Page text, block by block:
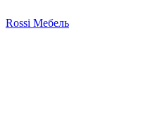
Rossi Мебель